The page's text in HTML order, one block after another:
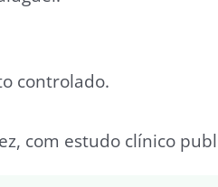
controlado.
com estudo clínico